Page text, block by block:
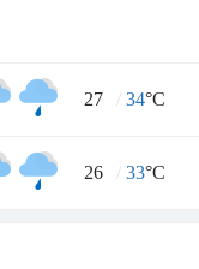
27 / 34°C
26 / 33°C